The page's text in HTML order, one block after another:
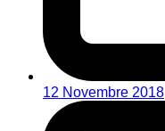
12 Novembre 2018